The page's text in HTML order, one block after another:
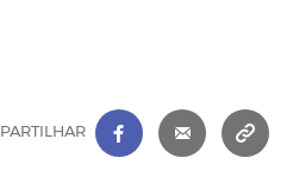
PARTILHAR
FACEBOOK